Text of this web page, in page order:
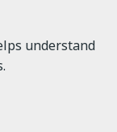
understand